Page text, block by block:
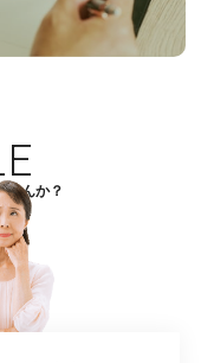
せんか？
サービスメ
補助金